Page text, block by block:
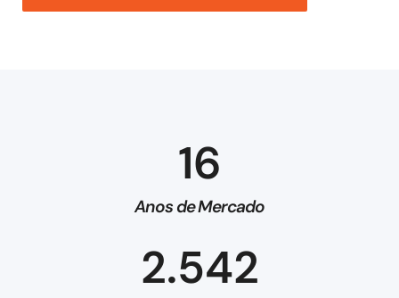
Anos de Mercado
16
2.542